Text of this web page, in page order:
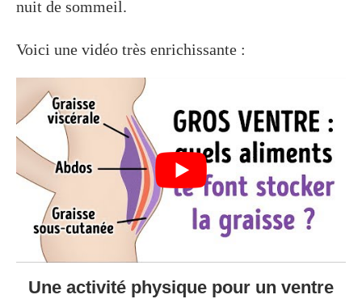
nuit de sommeil.
Voici une vidéo très enrichissante :
Une activité physique pour un ventre